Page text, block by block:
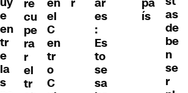
e
en
tr
e
la
s
re
cu
pe
ra
r
el
tr
el
C
en
tr
o
C
es
:
Es
to
se
sa
ís
as
de
be
n
se
r